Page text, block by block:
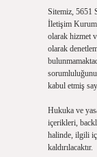
Sitemiz, 5651
İletişim
olarak hizmet
olarak
kabul etmiş
Hukuka ve
içerikleri,
halinde, ilgili
kaldırılacaktır.